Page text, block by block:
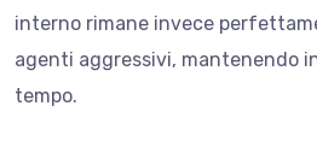
interno rimane invece
agenti aggressivi, mantenendo
tempo.